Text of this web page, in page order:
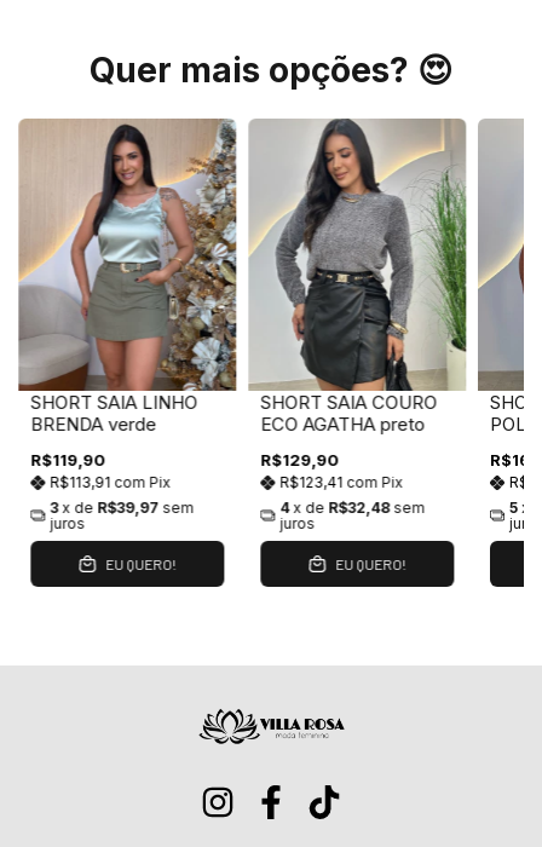
Quer mais opções? 😍
SHORT SAIA LINHO
BRENDA verde
R$119,90
R$113,91 com Pix
3 x de R$39,97 sem
juros
EU QUERO!
SHORT SAIA COURO
ECO AGATHA preto
R$129,90
R$123,41 com Pix
4 x de R$32,48 sem
juros
EU QUERO!
5 x